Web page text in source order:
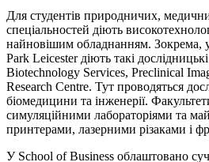
Для студентів природничих,
спеціальностей діють
найновішим обладнанням. Зокрема,
Park Leicester діють такі
Biotechnology Services, Preclinical
Research Centre. Тут проводяться
біомедицини та інженерії.
симуляційними лабораторіями та
принтерами, лазерними різаками і
У School of Business облаштовано